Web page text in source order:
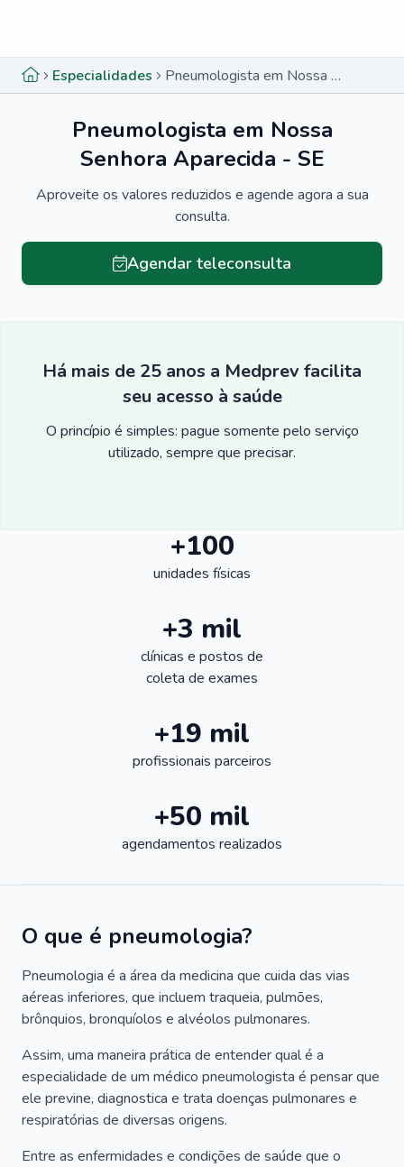
Especialidades Pneumologista em Nossa Senhora Aparecida - SE
Pneumologista em Nossa
Senhora Aparecida - SE
Aproveite os valores reduzidos e agende agora a sua
consulta.
Agendar teleconsulta
Há mais de 25 anos a Medprev facilita
seu acesso à saúde
O princípio é simples: pague somente pelo serviço
utilizado, sempre que precisar.
+100
unidades físicas
+3 mil
clínicas e postos de
coleta de exames
+19 mil
profissionais parceiros
+50 mil
agendamentos realizados
O que é pneumologia?
Pneumologia é a área da medicina que cuida das vias
aéreas inferiores, que incluem traqueia, pulmões,
brônquios, bronquíolos e alvéolos pulmonares.
Assim, uma maneira prática de entender qual é a
especialidade de um médico pneumologista é pensar que
ele previne, diagnostica e trata doenças pulmonares e
respiratórias de diversas origens.
Entre as enfermidades e condições de saúde que o